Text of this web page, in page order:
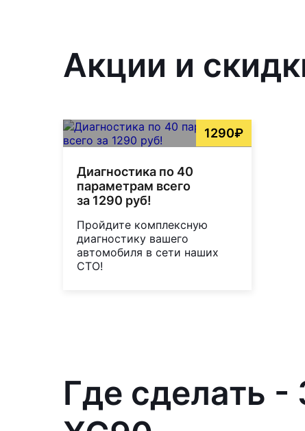
Акции и
1290₽
Диагностика по 40
параметрам всего
за 1290 руб!
Пройдите комплексную
диагностику вашего
автомобиля в сети наших
СТО!
Где сделать -